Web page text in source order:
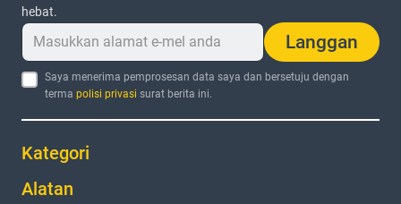
hebat.
Langgan
Saya menerima pemprosesan data saya dan bersetuju dengan
termapolisi privasi surat berita ini.
Kategori
Alatan